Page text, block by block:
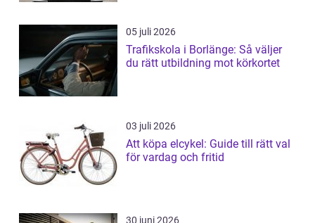
05 juli 2026
Trafikskola i Borlänge: Så väljer
du rätt utbildning mot körkortet
03 juli 2026
Att köpa elcykel: Guide till rätt val
för vardag och fritid
30 juni 2026